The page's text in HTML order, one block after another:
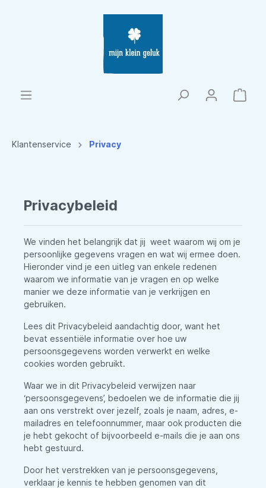
Klantenservice Privacy
Privacybeleid
We vinden het belangrijk dat jij weet waarom wij om je
persoonlijke gegevens vragen en wat wij ermee doen.
Hieronder vind je een uitleg van enkele redenen
waarom we informatie van je vragen en op welke
manier we deze informatie van je verkrijgen en
gebruiken.
Lees dit Privacybeleid aandachtig door, want het
bevat essentiële informatie over hoe uw
persoonsgegevens worden verwerkt en welke
cookies worden gebruikt.
Waar we in dit Privacybeleid verwijzen naar
‘persoonsgegevens’, bedoelen we de informatie die jij
aan ons verstrekt over jezelf, zoals je naam, adres, e-
mailadres en telefoonnummer, maar ook producten die
je hebt gekocht of bijvoorbeeld e-mails die je aan ons
hebt gestuurd.
Door het verstrekken van je persoonsgegevens,
verklaar je kennis te hebben genomen van dit